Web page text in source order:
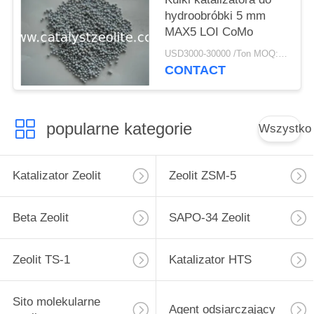
hydroobróbki 5 mm
MAX5 LOI CoMo
USD3000-30000 /Ton MOQ:1 KG
CONTACT
popularne kategorie Wszystko
Katalizator Zeolit Zeolit ​​ZSM-5
Beta Zeolit SAPO-34 Zeolit
Zeolit ​​TS-1 Katalizator HTS
Sito molekularne
Agent odsiarczający